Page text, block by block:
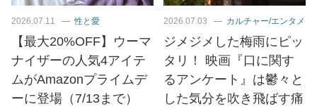
2026.07.11 性と愛
【最大20%OFF】ウーマ
ナイザーの人気4アイテ
ムがAmazonプライムデ
ーに登場（7/13まで）
2026.07.03 カルチャー/エンタメ
ジメジメした梅雨にピッ
タリ！ 映画『口に関す
るアンケート』は鬱々と
した気分を吹き飛ばす痛